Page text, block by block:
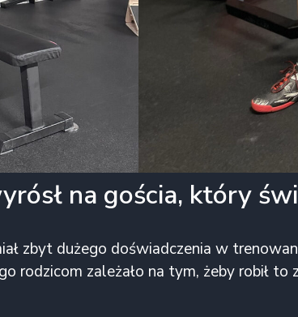
na gościa, który
zbyt dużego doświadczenia w
rodzicom zależało na tym, żeby robił